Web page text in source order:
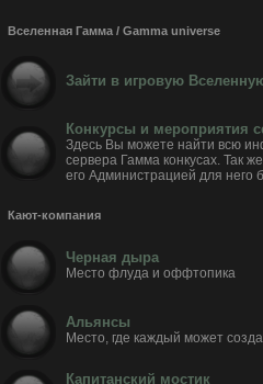
Вселенная Гамма / Gamma universe
Зайти в игровую
Конкурсы и мероприятия
Здесь Вы можете найти всю
сервера Гамма конкусах. Так
его Администрацией для него
Кают-компания
Черная дыра
Место флуда и оффтопика
Альянсы
Место, где каждый может
Капитанский мостик